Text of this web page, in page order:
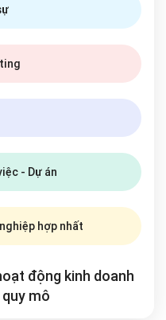
- Dự án
hợp nhất
động kinh doanh
quy mô